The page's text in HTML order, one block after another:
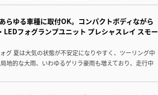
らゆる車種に取付OK。コンパクトボディながら
フォグランプユニット プレシャスレイ スモー
グ 夏は大気の状態が不安定になりやすく、ツーリング中
地的な大雨、いわゆるゲリラ豪雨も増えており、走行中